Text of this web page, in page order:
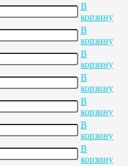
В
корзину
В
корзину
В
корзину
В
корзину
В
корзину
В
корзину
В
корзину